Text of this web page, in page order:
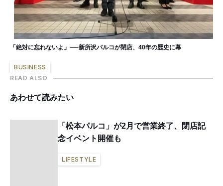
「絶対に忘れないよ」──新所沢パルコが閉店、40年の歴史に幕
BUSINESS
READ ALSO
あわせて読みたい
「松本パルコ」が2月で営業終了、閉店記
念イベント開催も
LIFESTYLE